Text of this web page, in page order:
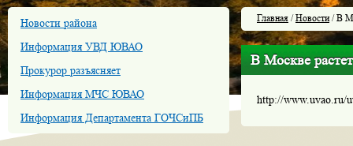
Новости района
Информация УВД ЮВАО
Прокурор разъясняет
Информация МЧС ЮВАО
Информация Департамента ГОЧСиПБ
Главная /Новости/ В
В Москве
http://www.uvao.ru/